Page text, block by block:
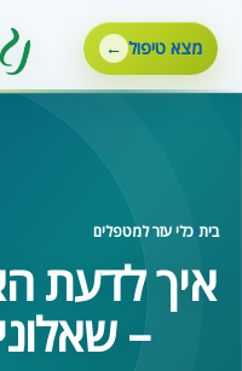
לתוכןמצא טיפול
בית‹כלי עזר למטפלים
איך לדעת
–